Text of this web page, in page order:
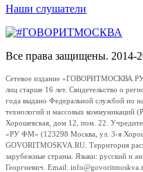
Наши слушатели
Все права защищены. 2014-
Сетевое издание
лиц старше 16 лет. Свидетельство о
года выдано Федеральной службой по
технологий и массовых коммуникаций
Хорошевская, дом 12, пом. 22.
«РУ ФМ» (123298 Москва, ул. 3-я
GOVORITMOSKVA.RU. Территория
зарубежные страны. Языки: русский и
Георгиевич. Email: